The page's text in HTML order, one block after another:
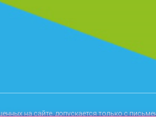
на сайте, допускается только с